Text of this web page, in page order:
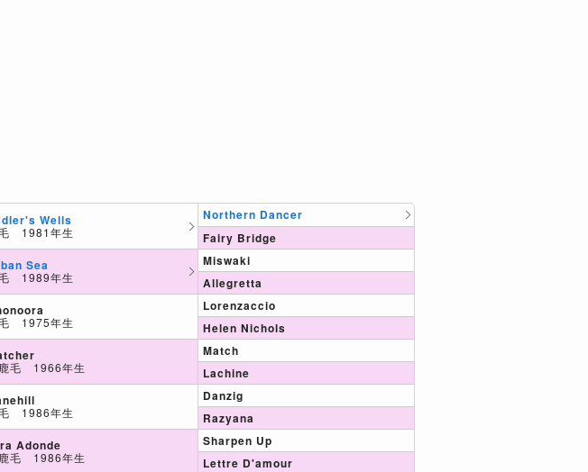
Wells
1981年生
Sea
1989年生
1975年生
毛 1966年生
1986年生
Adonde
毛 1986年生
Northern Dancer
Fairy Bridge
Miswaki
Allegretta
Lorenzaccio
Helen Nichols
Match
Lachine
Danzig
Razyana
Sharpen Up
Lettre D'amour